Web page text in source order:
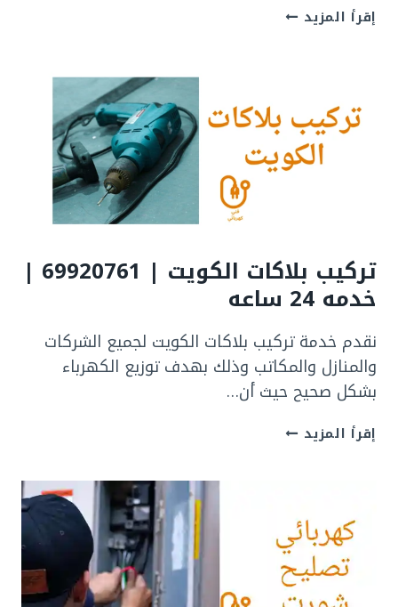
إقرأ المزيد مقاول
خدمه
24
ساعه
تركيب بلاكات الكويت | 69920761 |
خدمه 24 ساعه
نقدم خدمة تركيب بلاكات الكويت لجميع الشركات
والمنازل والمكاتب وذلك بهدف توزيع الكهرباء
بشكل صحيح حيث أن…
إقرأ المزيد تركيب
|
خدمه
24
ساعه